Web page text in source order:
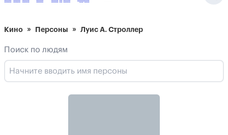
Кино Персоны Луис А. Строллер
Поиск по людям